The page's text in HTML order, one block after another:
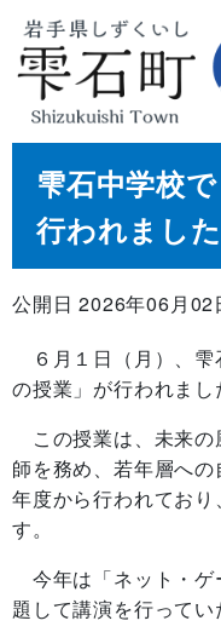
雫石中学校
行われました
公開日 2026年06月02
６月１日（月）、雫
の授業」が行われまし
この授業は、未来の
師を務め、若年層へ
年度から行われてお
す。
今年は「ネット・ゲ
題して講演を行ってい